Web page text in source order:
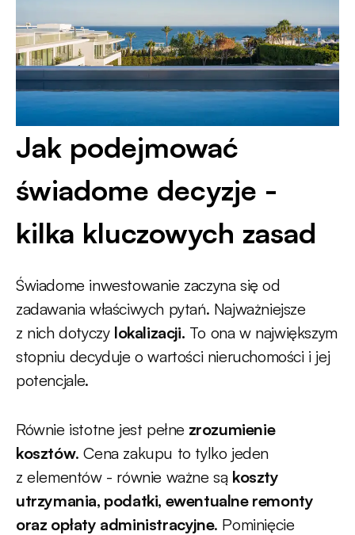
Jak podejmować
świadome decyzje -
kilka kluczowych zasad
Świadome inwestowanie zaczyna się od
zadawania właściwych pytań. Najważniejsze
z nich dotyczy lokalizacji. To ona w największym
stopniu decyduje o wartości nieruchomości i jej
potencjale.
Równie istotne jest pełne zrozumienie
kosztów. Cena zakupu to tylko jeden
z elementów - równie ważne są koszty
utrzymania, podatki, ewentualne remonty
oraz opłaty administracyjne. Pominięcie